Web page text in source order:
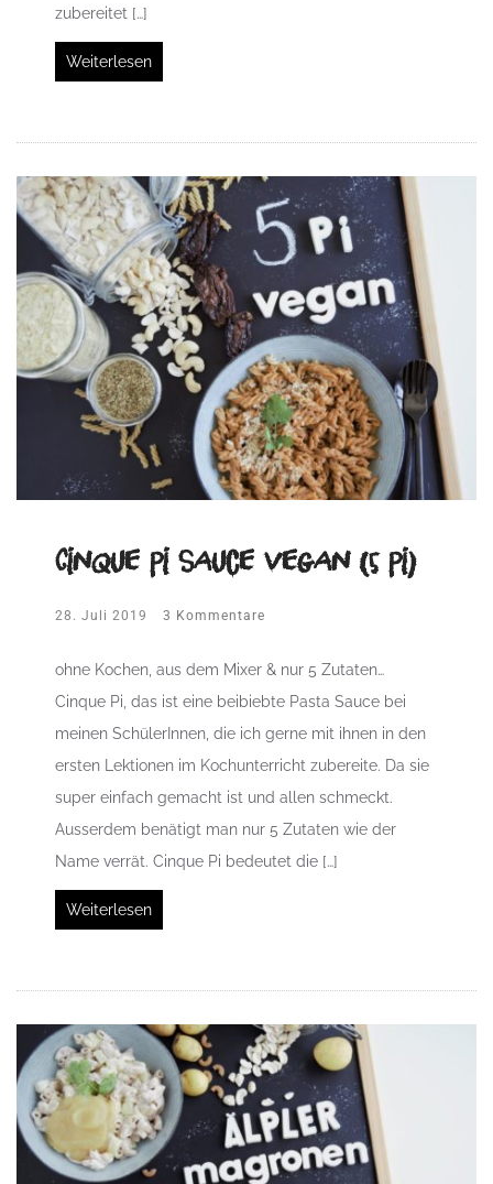
zubereitet […]
Weiterlesen
Cinque Pi Sauce vegan (5 Pi)
28. Juli 2019 3 Kommentare
ohne Kochen, aus dem Mixer & nur 5 Zutaten…
Cinque Pi, das ist eine beibiebte Pasta Sauce bei
meinen SchülerInnen, die ich gerne mit ihnen in den
ersten Lektionen im Kochunterricht zubereite. Da sie
super einfach gemacht ist und allen schmeckt.
Ausserdem benätigt man nur 5 Zutaten wie der
Name verrät. Cinque Pi bedeutet die […]
Weiterlesen